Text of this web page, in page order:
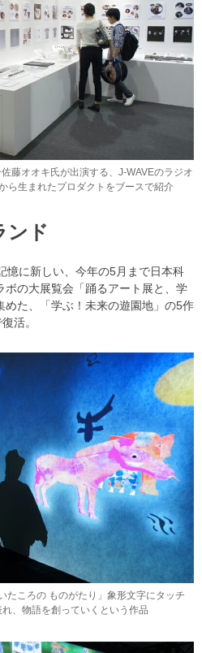
藤オオキ氏が出演する、J-WAVEのラジオ
ら生まれたプロダクトをブースで紹介
ンド
憶に新しい、今年の5月まで日本科
の大展覧会「踊るアート展と、学
た、「学ぶ！未来の遊園地」の5作
活。
たころの ものがたり」象形文字にタッチ
、物語を創っていくという作品